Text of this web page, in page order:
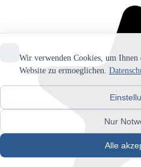
Wir verwenden Cookies, um Ihnen
Website zu ermoeglichen.
Nur
Alle